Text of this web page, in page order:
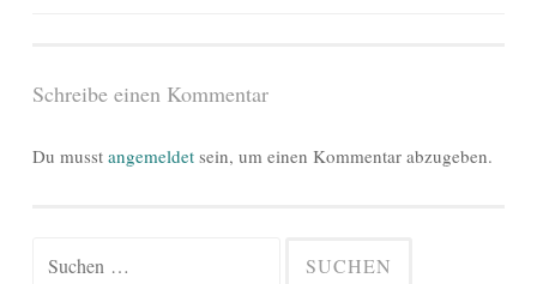
Schreibe einen Kommentar
Du musst angemeldet sein, um einen Kommentar abzugeben.
Suchen